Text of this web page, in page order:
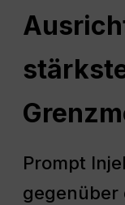
Prompt
gegenüber